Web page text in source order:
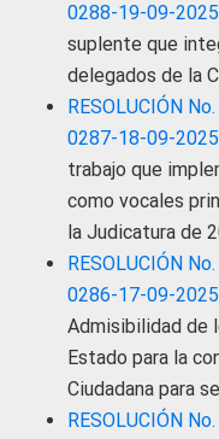
0288-19-09-2025
suplente que
delegados de la
RESOLUCIÓN
0287-18-09-2025
trabajo que
como vocales
la Judicatura de
RESOLUCIÓN
0286-17-09-2025
Admisibilidad de
Estado para la
Ciudadana para
RESOLUCIÓN